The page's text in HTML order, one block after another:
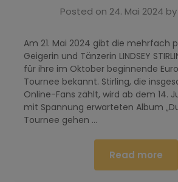
Posted on 24. Mai 2024 by
Am 21. Mai 2024 gibt die mehrfach
Geigerin und Tänzerin LINDSEY
für ihre im Oktober beginnende
Tournee bekannt. Stirling, die
Online-Fans zählt, wird ab dem 14.
mit Spannung erwarteten Album
Tournee gehen …
Read more